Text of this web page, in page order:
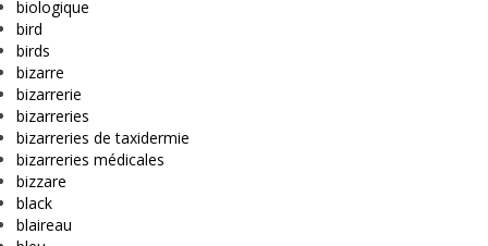
biologique
bird
birds
bizarre
bizarrerie
bizarreries
bizarreries de taxidermie
bizarreries médicales
bizzare
black
blaireau